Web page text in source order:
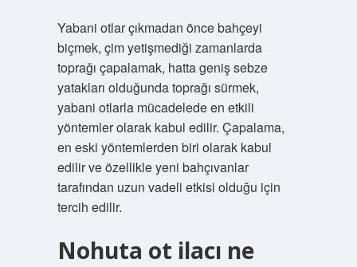
Yabani otlar çıkmadan önce bahçeyi
biçmek, çim yetişmediği zamanlarda
toprağı çapalamak, hatta geniş sebze
yatakları olduğunda toprağı sürmek,
yabani otlarla mücadelede en etkili
yöntemler olarak kabul edilir. Çapalama,
en eski yöntemlerden biri olarak kabul
edilir ve özellikle yeni bahçıvanlar
tarafından uzun vadeli etkisi olduğu için
tercih edilir.
Nohuta ot ilacı ne